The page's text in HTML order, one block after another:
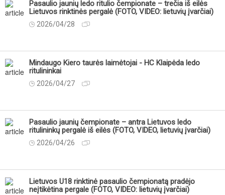
Pasaulio jaunių ledo ritulio čempionate – trečia iš eilės
Lietuvos rinktinės pergalė (FOTO, VIDEO: lietuvių įvarčiai)
2026/04/28
Mindaugo Kiero taurės laimėtojai - HC Klaipėda ledo
ritulininkai
2026/04/27
Pasaulio jaunių čempionate – antra Lietuvos ledo
ritulininkų pergalė iš eilės (FOTO, VIDEO, lietuvių įvarčiai)
2026/04/26
Lietuvos U18 rinktinė pasaulio čempionatą pradėjo
neįtikėtina pergale (FOTO, VIDEO: lietuvių įvarčiai)